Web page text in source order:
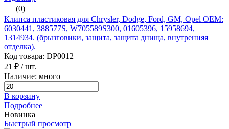
(0)
Клипса пластиковая для Chrysler, Dodge, Ford, GM, Opel ОЕМ:
6030441, 388577S, W705589S300, 01605396, 15958694,
1314934. (брызговики, защита, защита днища, внутренняя
отделка).
Код товара: DP0012
21 ₽ / шт.
Наличие: много
В корзину
Подробнее
Новинка
Быстрый просмотр